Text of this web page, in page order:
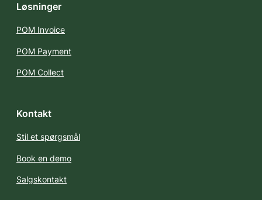
Løsninger
POM Invoice
POM Payment
POM Collect
Kontakt
Stil et spørgsmål
Book en demo
Salgskontakt